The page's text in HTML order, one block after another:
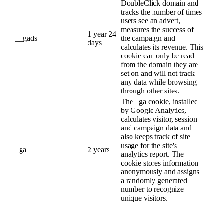
__gads
1 year 24
days
DoubleClick domain and
tracks the number of times
users see an advert,
measures the success of
the campaign and
calculates its revenue. This
cookie can only be read
from the domain they are
set on and will not track
any data while browsing
through other sites.
_ga 2 years
The _ga cookie, installed
by Google Analytics,
calculates visitor, session
and campaign data and
also keeps track of site
usage for the site's
analytics report. The
cookie stores information
anonymously and assigns
a randomly generated
number to recognize
unique visitors.